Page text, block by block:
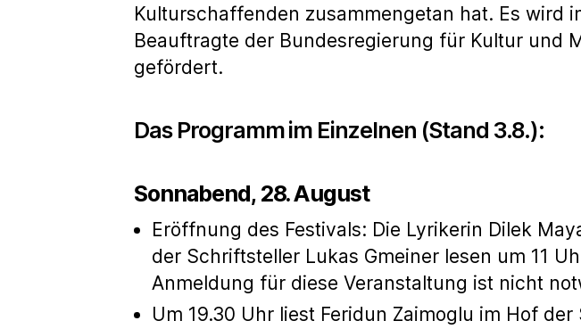
Kulturschaffenden zusammengetan hat. Es wird
Beauftragte der Bundesregierung für Kultur und
gefördert.
Das Programm im Einzelnen (Stand 3.8.):
Sonnabend, 28. August
Eröffnung des Festivals: Die Lyrikerin Dilek
der Schriftsteller Lukas Gmeiner lesen um 11
Anmeldung für diese Veranstaltung ist nicht
Um 19.30 Uhr liest Feridun Zaimoglu im Hof